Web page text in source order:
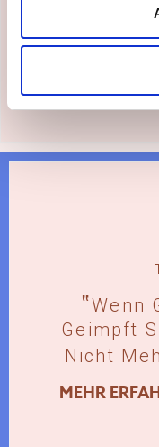
MEHR
Wenn
Geimpft
Nicht
MEHR